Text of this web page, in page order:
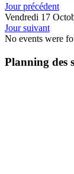
Jour précédent
Vendredi 17
Jour suivant
No events were
Planning des